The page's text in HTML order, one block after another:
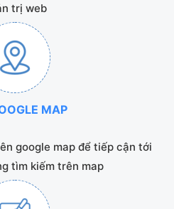
trị web
MAP
google map để tiếp cận tới
tìm kiếm trên map